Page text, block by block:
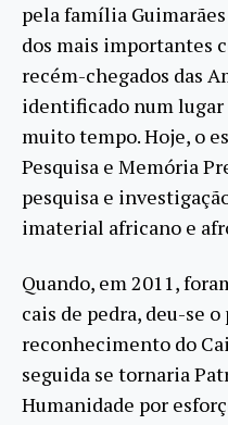
pela família
dos mais importantes
recém-chegados das
identificado num lugar
muito tempo. Hoje, o
Pesquisa e Memória
pesquisa e
imaterial africano e
Quando, em 2011,
cais de pedra, deu-se o
reconhecimento do
seguida se tornaria
Humanidade por